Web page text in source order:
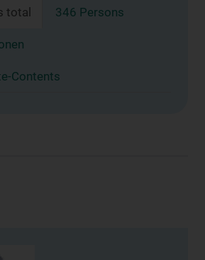
total 346 Persons
Contents